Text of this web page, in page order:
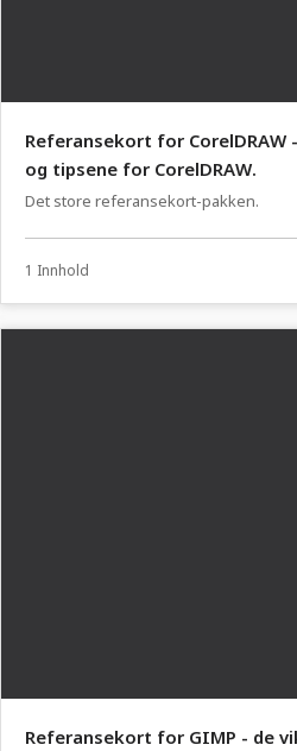
Referansekort for
og tipsene for CorelDRAW.
Det store referansekort-pakken.
1 Innhold
Referansekort for GIMP - de